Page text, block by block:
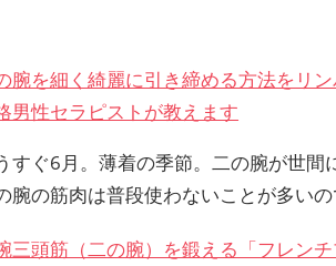
腕を細く綺麗に引き締める方法をリ
男性セラピストが教えます
すぐ6月。薄着の季節。二の腕が世間
腕の筋肉は普段使わないことが多い
三頭筋（二の腕）を鍛える「フレン